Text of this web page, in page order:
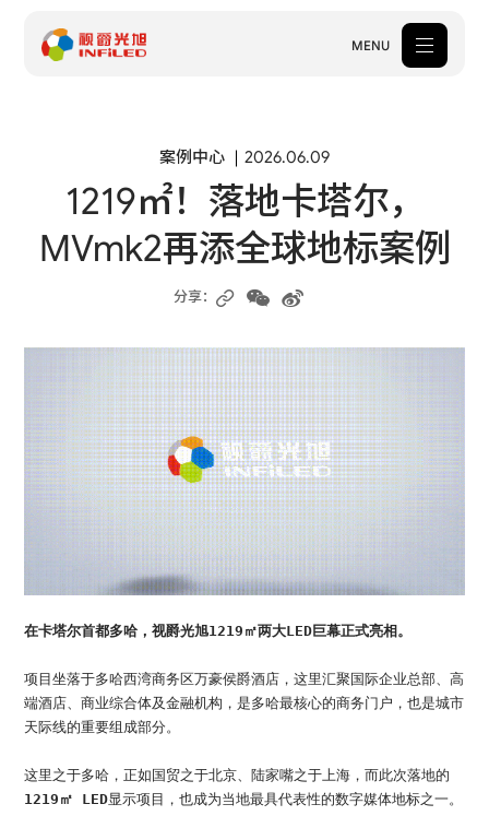
MENU
解决方案
案例中心
服务支持
新闻中心
体验中心
加入我们
联系我们
语言版本
案例中心 2026.06.09
1219㎡！落地卡塔尔，
MVmk2再添全球地标案例
分享：
在卡塔尔首都多哈，视爵光旭1219㎡两大LED巨幕正式亮相。
项目坐落于多哈西湾商务区万豪侯爵酒店，这里汇聚国际企业总部、高
端酒店、商业综合体及金融机构，是多哈最核心的商务门户，也是城市
天际线的重要组成部分。
这里之于多哈，正如国贸之于北京、陆家嘴之于上海，而此次落地的
1219㎡ LED显示项目，也成为当地最具代表性的数字媒体地标之一。